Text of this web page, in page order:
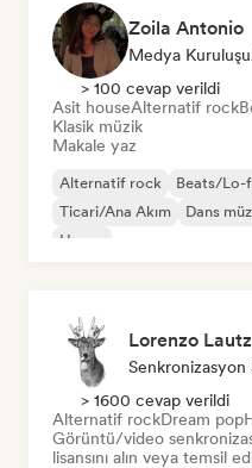
Zoila Antonio
Medya
> 100 cevap verildi
Asit houseAlternatif rock
Klasik müzik
Makale yaz
Alternatif rock Beats/Lo-
Ticari/Ana Akım
Dans
House
Lorenzo Lautz
Senkronizasyon
> 1600 cevap verildi
Alternatif rockDream pop
Görüntü/video
lisansını alın veya temsil